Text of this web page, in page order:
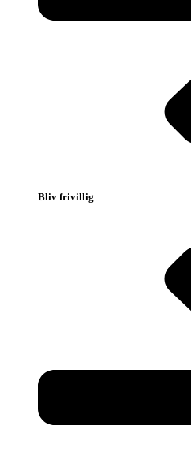
Bliv frivillig